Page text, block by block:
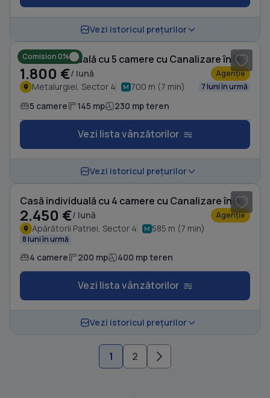
Vezi istoricul prețurilor
Comision 0% Casă individuală cu 5 camere cu Canalizare în Metalurgiei
1.800 €/ lună Agenție
Metalurgiei, Sector 4 700 m (7 min) 7 luni în urmă
5 camere 145 mp 230 mp teren
Vezi lista vânzătorilor
Vezi istoricul prețurilor
Casă individuală cu 4 camere cu Canalizare în Apărătorii Patriei
2.450 €/ lună Agenție
Apărătorii Patriei, Sector 4 585 m (7 min)
8 luni în urmă
4 camere 200 mp 400 mp teren
Vezi lista vânzătorilor
Vezi istoricul prețurilor
1 2